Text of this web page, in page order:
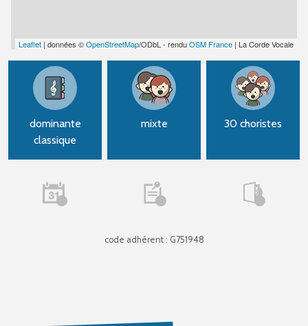
Leaflet | données ©OpenStreetMap/ODbL - renduOSM France | La Corde Vocale
dominante
classique
mixte 30 choristes
code adhérent : G751948